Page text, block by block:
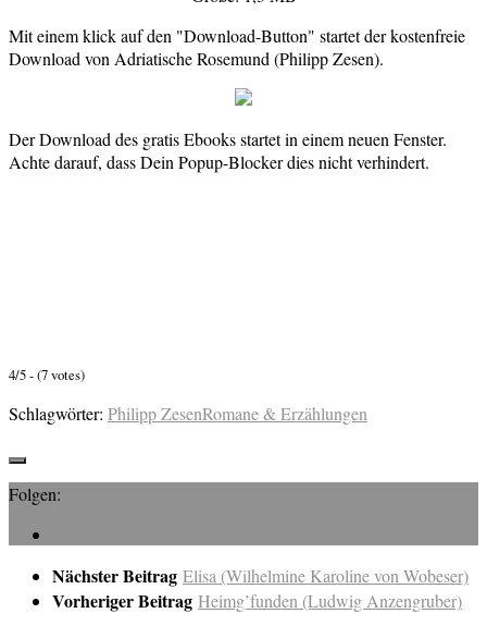
Mit einem klick auf den "Download-Button" startet der kostenfreie
Download von Adriatische Rosemund (Philipp Zesen).
Der Download des gratis Ebooks startet in einem neuen Fenster.
Achte darauf, dass Dein Popup-Blocker dies nicht verhindert.
4/5 - (7 votes)
Schlagwörter: Philipp ZesenRomane & Erzählungen
Folgen:
Nächster Beitrag Elisa (Wilhelmine Karoline von Wobeser)
Vorheriger Beitrag Heimg’funden (Ludwig Anzengruber)